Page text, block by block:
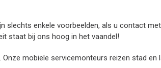
slechts enkele voorbeelden, als u contact
staat bij ons hoog in het vaandel!
mobiele servicemonteurs reizen stad en